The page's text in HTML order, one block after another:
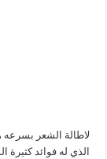
لاطالة الشعر بسرعه
الذي له فوائد